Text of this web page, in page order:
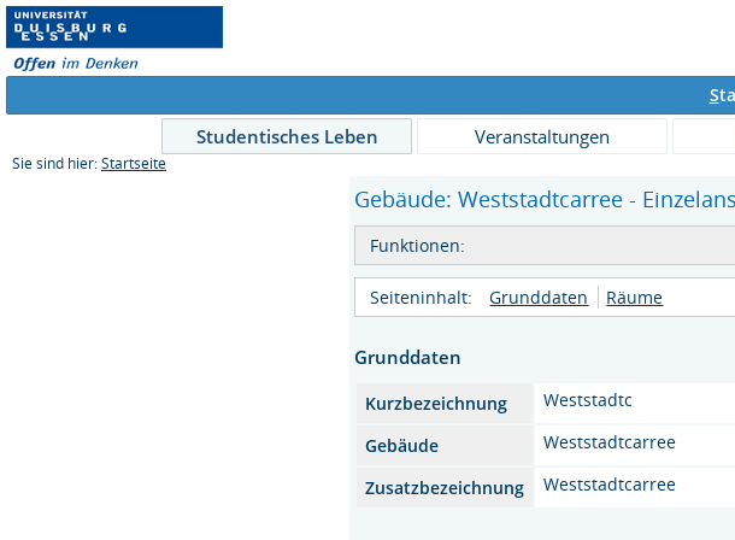
S
Studentisches Leben Veranstaltungen
Sie sind hier: Startseite
Gebäude: Weststadtcarree -
Funktionen:
Seiteninhalt: Grunddaten Räume
Grunddaten
Kurzbezeichnung Weststadtc
Gebäude
Weststadtcarree
Zusatzbezeichnung
Weststadtcarree